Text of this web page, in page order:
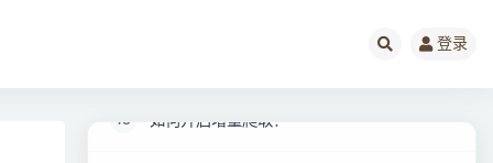
登录
图片、视频爬取怎么绕过防盗连接？
13 如何开启增量爬取？